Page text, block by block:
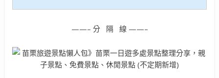
——– 分 隔 線 ——–